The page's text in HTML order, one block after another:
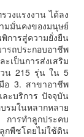
วงแรงงาน ได้ลง
มั่นคงของมนุษย์
การสู่ความยั่งยืน
รถประกอบอาชีพ
เป็นการส่งเสริม
น 215 รุ่น ใน 5
อ 3. สาขาอาชีพ
ะบริการ ปัจจุบัน
รมในหลากหลาย
ารทำลูกประคบ
กพืชโดยไม่ใช้ดิน